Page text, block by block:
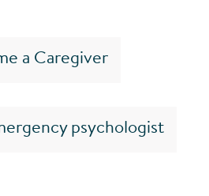
a Caregiver
psychologist